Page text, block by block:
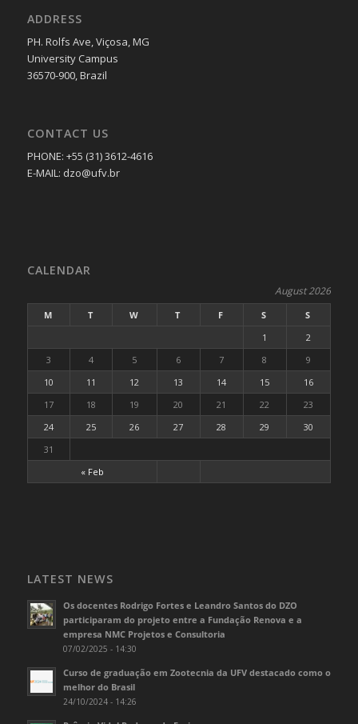
ADDRESS
PH. Rolfs Ave, Viçosa, MG
University Campus
36570-900, Brazil
CONTACT US
PHONE: +55 (31) 3612-4616
E-MAIL: dzo@ufv.br
CALENDAR
August 2026
M T W T F S S
« Feb
1
2
3
4 5 6 7 8
9
10
11 12 13 14 15
16
17
18 19 20 21 22
23
24
25 26 27 28 29
30
31
LATEST NEWS
Os docentes Rodrigo Fortes e Leandro Santos do DZO
participaram do projeto entre a Fundação Renova e a
empresa NMC Projetos e Consultoria
07/02/2025 - 14:30
Curso de graduação em Zootecnia da UFV destacado como o
melhor do Brasil
24/10/2024 - 14:26